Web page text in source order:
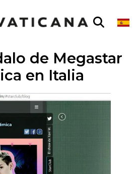
de Megastar
en Italia